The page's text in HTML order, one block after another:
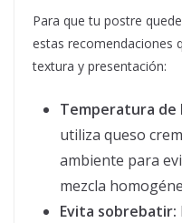
Para que tu postre
estas recomendaciones
textura y presentación:
Temperatura de
utiliza queso
ambiente para
mezcla
Evita sobrebatir: